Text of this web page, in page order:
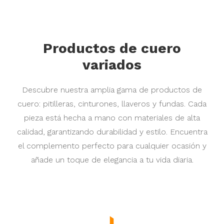
Productos de cuero
variados
Descubre nuestra amplia gama de productos de
cuero: pitilleras, cinturones, llaveros y fundas. Cada
pieza está hecha a mano con materiales de alta
calidad, garantizando durabilidad y estilo. Encuentra
el complemento perfecto para cualquier ocasión y
añade un toque de elegancia a tu vida diaria.